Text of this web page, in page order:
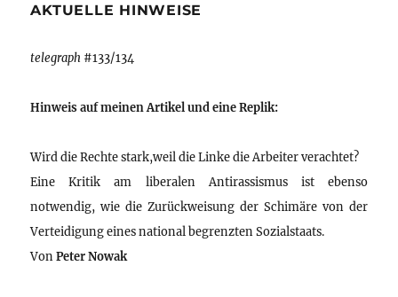
AKTUELLE HINWEISE
telegraph #133/134
Hinweis auf meinen Artikel und eine Replik:
Wird die Rechte stark,weil die Linke die Arbeiter verachtet?
Eine Kritik am liberalen Antirassismus ist ebenso
notwendig, wie die Zurückweisung der Schimäre von der
Verteidigung eines national begrenzten Sozialstaats.
VonPeter Nowak